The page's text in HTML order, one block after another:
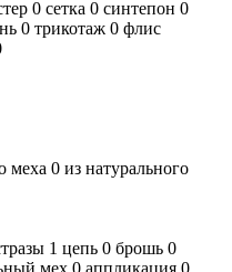
0 сетка 0 синтепон 0
0 трикотаж 0 флис
меха 0 из натурального
1 цепь 0 брошь 0
мех 0 аппликация 0